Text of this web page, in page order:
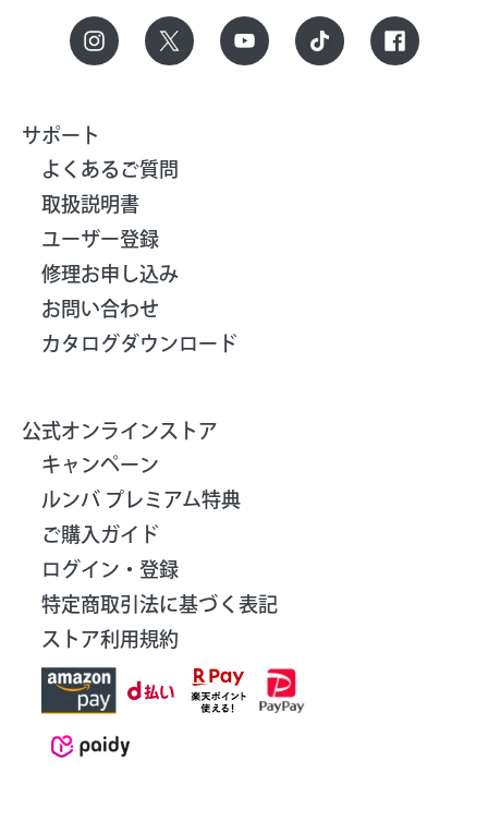
サポート
よくあるご質問
取扱説明書
ユーザー登録
修理お申し込み
お問い合わせ
カタログダウンロード
公式オンラインストア
キャンペーン
ルンバ プレミアム特典
ご購入ガイド
ログイン・登録
特定商取引法に基づく表記
ストア利用規約